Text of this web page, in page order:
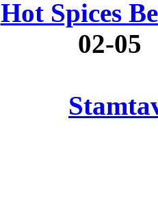
Hot Spices
02-